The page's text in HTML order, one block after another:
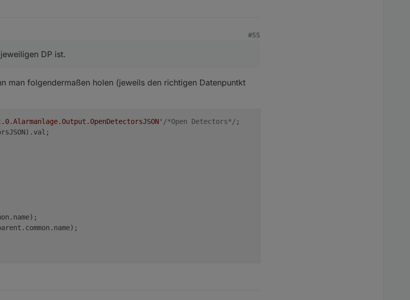
#55
DP ist.
man folgendermaßen holen (jeweils den richtigen Datenpuntkt
/*Open Detectors*/ ;
val ;
. name);
. common . name);